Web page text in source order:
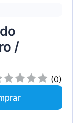
/
(0)